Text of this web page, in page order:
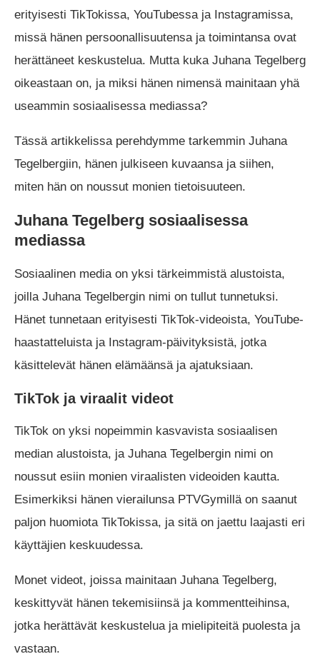
erityisesti TikTokissa, YouTubessa ja Instagramissa,
missä hänen persoonallisuutensa ja toimintansa ovat
herättäneet keskustelua. Mutta kuka Juhana Tegelberg
oikeastaan on, ja miksi hänen nimensä mainitaan yhä
useammin sosiaalisessa mediassa?
Tässä artikkelissa perehdymme tarkemmin Juhana
Tegelbergiin, hänen julkiseen kuvaansa ja siihen,
miten hän on noussut monien tietoisuuteen.
Juhana Tegelberg sosiaalisessa
mediassa
Sosiaalinen media on yksi tärkeimmistä alustoista,
joilla Juhana Tegelbergin nimi on tullut tunnetuksi.
Hänet tunnetaan erityisesti TikTok-videoista, YouTube-
haastatteluista ja Instagram-päivityksistä, jotka
käsittelevät hänen elämäänsä ja ajatuksiaan.
TikTok ja viraalit videot
TikTok on yksi nopeimmin kasvavista sosiaalisen
median alustoista, ja Juhana Tegelbergin nimi on
noussut esiin monien viraalisten videoiden kautta.
Esimerkiksi hänen vierailunsa PTVGymillä on saanut
paljon huomiota TikTokissa, ja sitä on jaettu laajasti eri
käyttäjien keskuudessa.
Monet videot, joissa mainitaan Juhana Tegelberg,
keskittyvät hänen tekemisiinsä ja kommentteihinsa,
jotka herättävät keskustelua ja mielipiteitä puolesta ja
vastaan.